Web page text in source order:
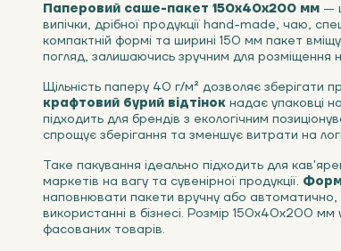
Паперовий саше-пакет 150х40х200 мм —
випічки, дрібної продукції hand-made, чаю,
компактній формі та ширині 150 мм пакет
погляд, залишаючись зручним для розміщення
Щільність паперу 40 г/м² дозволяє зберігати
крафтовий бурий відтінок надає упаковці
підходить для брендів з екологічним
спрощує зберігання та зменшує витрати на
Таке пакування ідеально підходить для
маркетів на вагу та сувенірної продукції.
наповнювати пакети вручну або
використанні в бізнесі. Розмір 150х40х200 мм
фасованих товарів.